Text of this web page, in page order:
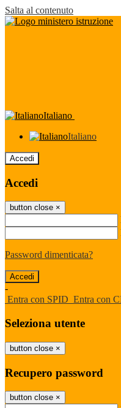
Salta al contenuto
Italiano
Italiano
Accedi
Accedi
button close ×
Password dimenticata?
-
Entra con SPID Entra con
Seleziona utente
button close ×
Recupero password
button close ×